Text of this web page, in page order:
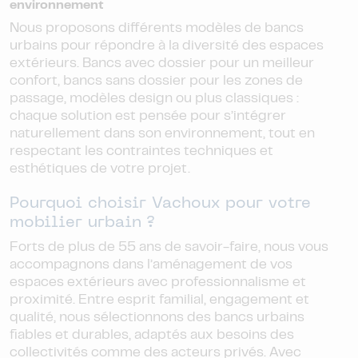
environnement
Nous proposons différents modèles de bancs
urbains pour répondre à la diversité des espaces
extérieurs. Bancs avec dossier pour un meilleur
confort, bancs sans dossier pour les zones de
passage, modèles design ou plus classiques :
chaque solution est pensée pour s’intégrer
naturellement dans son environnement, tout en
respectant les contraintes techniques et
esthétiques de votre projet.
Pourquoi choisir Vachoux pour votre
mobilier urbain ?
Forts de plus de 55 ans de savoir-faire, nous vous
accompagnons dans l’aménagement de vos
espaces extérieurs avec professionnalisme et
proximité. Entre esprit familial, engagement et
qualité, nous sélectionnons des bancs urbains
fiables et durables, adaptés aux besoins des
collectivités comme des acteurs privés. Avec